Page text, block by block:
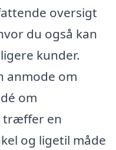
oversigt
du også kan
kunder.
anmode om
om
træffer en
og ligetil måde